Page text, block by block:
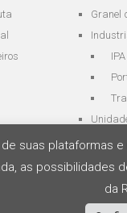
Granel
suas plataformas
as possibilidades
da